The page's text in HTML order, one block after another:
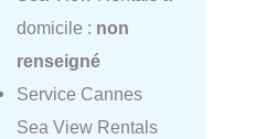
domicile : non
renseigné
Service Cannes
Sea View Rentals